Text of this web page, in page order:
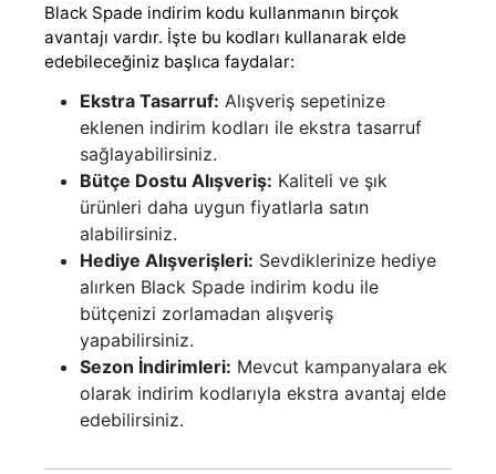
Black Spade indirim kodu kullanmanın birçok
avantajı vardır. İşte bu kodları kullanarak elde
edebileceğiniz başlıca faydalar:
Ekstra Tasarruf: Alışveriş sepetinize
eklenen indirim kodları ile ekstra tasarruf
sağlayabilirsiniz.
Bütçe Dostu Alışveriş: Kaliteli ve şık
ürünleri daha uygun fiyatlarla satın
alabilirsiniz.
Hediye Alışverişleri: Sevdiklerinize hediye
alırken Black Spade indirim kodu ile
bütçenizi zorlamadan alışveriş
yapabilirsiniz.
Sezon İndirimleri: Mevcut kampanyalara ek
olarak indirim kodlarıyla ekstra avantaj elde
edebilirsiniz.